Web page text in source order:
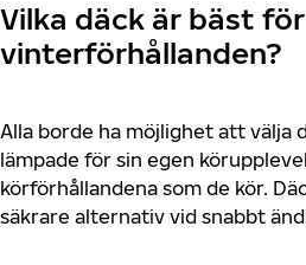
Vilka däck är bäst för
vinterförhållanden?
Alla borde ha möjlighet att välja
lämpade för sin egen
körförhållandena som de kör.
säkrare alternativ vid snabbt